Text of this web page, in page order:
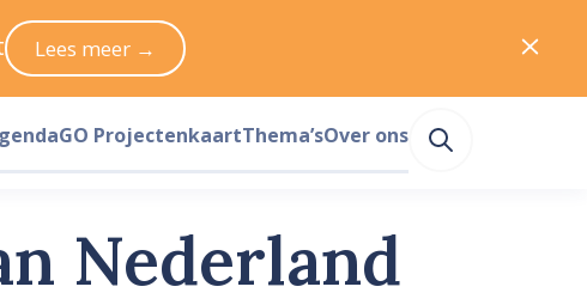
Nederland
Lees meer →
GO ProjectenkaartThema’sOver ons